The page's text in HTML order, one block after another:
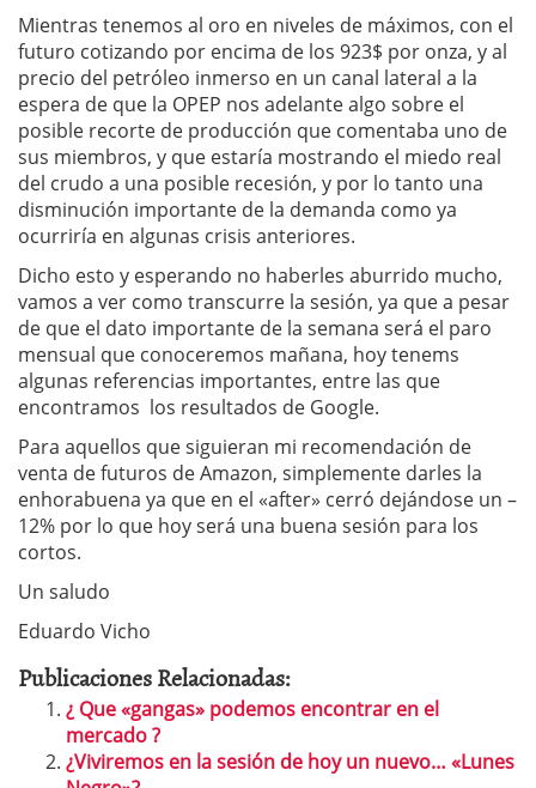
Mientras tenemos al oro en niveles de máximos, con el
futuro cotizando por encima de los 923$ por onza, y al
precio del petróleo inmerso en un canal lateral a la
espera de que la OPEP nos adelante algo sobre el
posible recorte de producción que comentaba uno de
sus miembros, y que estaría mostrando el miedo real
del crudo a una posible recesión, y por lo tanto una
disminución importante de la demanda como ya
ocurriría en algunas crisis anteriores.
Dicho esto y esperando no haberles aburrido mucho,
vamos a ver como transcurre la sesión, ya que a pesar
de que el dato importante de la semana será el paro
mensual que conoceremos mañana, hoy tenems
algunas referencias importantes, entre las que
encontramos los resultados de Google.
Para aquellos que siguieran mi recomendación de
venta de futuros de Amazon, simplemente darles la
enhorabuena ya que en el «after» cerró dejándose un –
12% por lo que hoy será una buena sesión para los
cortos.
Un saludo
Eduardo Vicho
Publicaciones Relacionadas:
¿ Que «gangas» podemos encontrar en el
mercado ?
¿Viviremos en la sesión de hoy un nuevo… «Lunes